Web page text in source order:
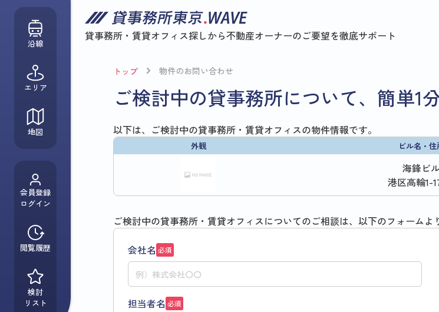
貸事務所・賃貸オフィス探しから不動産オーナーのご要望を徹底サポート
沿線
エリア
地図
会員登録
ログイン
閲覧履歴
検討
リスト
トップ 物件のお問い合わせ
ご検討中の貸事務所について、簡単1
以下は、ご検討中の貸事務所・賃貸オフィスの物件情報です。
外観 ビル名・住
海鋒ビ
港区高輪1-
ご検討中の貸事務所・賃貸オフィスについてのご相談は、以下のフォームよ
会社名 必須
担当者名 必須